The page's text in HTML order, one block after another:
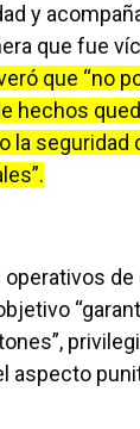
y
que fue
que “no
hechos
la seguridad
aspecto